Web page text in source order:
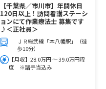
【千葉県／市川市】年間休日
120日以上！訪問看護ステーシ
ョンにて作業療法士 募集です
♪＜正社員＞
ＪＲ総武線「本八幡駅」（徒
歩10分）
【月収】28.0万円 ～ 39.0万円程
度 ※諸手当込み